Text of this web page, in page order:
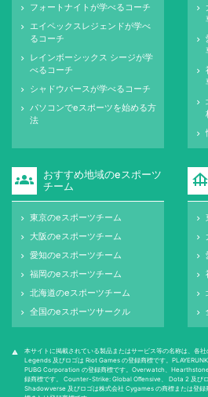
keyboard_arrow_right フォートナイトが学べるコーチ
keyboard_arrow_right
エイペックスレジェンドが学べ
るコーチ
keyboard_arrow_right
レインボーシックス シージが学
べるコーチ
keyboard_arrow_right シャドウバースが学べるコーチ
keyboard_arrow_right
パソコンでeスポーツを始める方
法
keyboard_arrow_right
keyboard_arrow_right
keyboard_arrow_right
keyboard_arrow_right
keyboard_arrow_right
groups
おすすめ地域のeスポーツ
チーム
keyboard_arrow_right 東京のeスポーツチーム
keyboard_arrow_right 大阪のeスポーツチーム
keyboard_arrow_right 愛知のeスポーツチーム
keyboard_arrow_right 福岡のeスポーツチーム
keyboard_arrow_right 北海道のeスポーツチーム
keyboard_arrow_right 全国のeスポーツサークル
foundation
keyboard_arrow_right
keyboard_arrow_right
keyboard_arrow_right
keyboard_arrow_right
keyboard_arrow_right
keyboard_arrow_right
warning
本サイトに掲載されている製品またはサービス等の名称は、各
Legends 及びロゴは Riot Games の登録商標です。
PUBG Corporation の登録商標です。Overwatch、Hearthstone
録商標です。 Counter-Strike: Global Oﬀensive、 Dota 2 及び
Shadowverse 及びロゴは株式会社 Cygames の商標または登録